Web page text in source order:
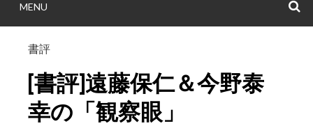
MENU
書評
[書評]遠藤保仁＆今野泰
幸の「観察眼」